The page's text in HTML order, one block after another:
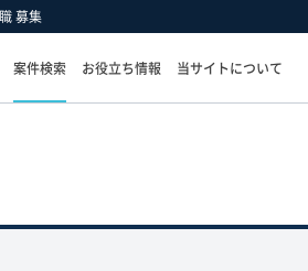
募集
案件検索 お役立ち情報 当サイトについて